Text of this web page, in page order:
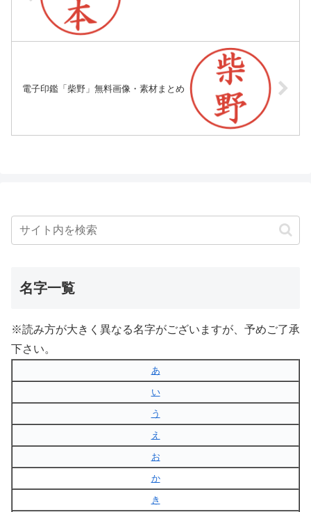
電子印鑑「柴野」無料画像・素材まとめ
名字一覧
※読み方が大きく異なる名字がございますが、予めご了承
下さい。
あ
い
う
え
お
か
き